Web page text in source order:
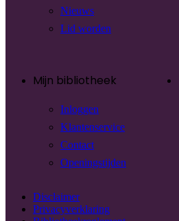
Nieuws
Lid worden
Mijn bibliotheek
Inloggen
Klantenservice
Contact
Openingstijden
Disclaimer
Privacyverklaring